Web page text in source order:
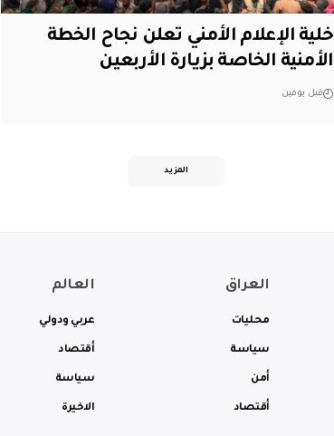
خلية الإعلام الأمني تعلن نجاح الخطة
الأمنية الخاصة بزيارة الأربعين
قبل يومين
المزيد
العراق
محليات
سياسة
أمن
أقتصاد
العالم
عربي ودولي
أقتصاد
سياسة
الاخيرة